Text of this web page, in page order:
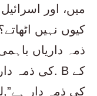
میں، اور
کیوں نہیں
ذمہ داریاں